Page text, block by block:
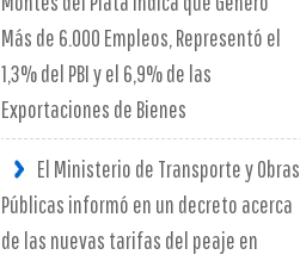
Más de 6.000 Empleos, Representó el
1,3% del PBI y el 6,9% de las
Exportaciones de Bienes
El Ministerio de Transporte y Obras
Públicas informó en un decreto acerca
de las nuevas tarifas del peaje en